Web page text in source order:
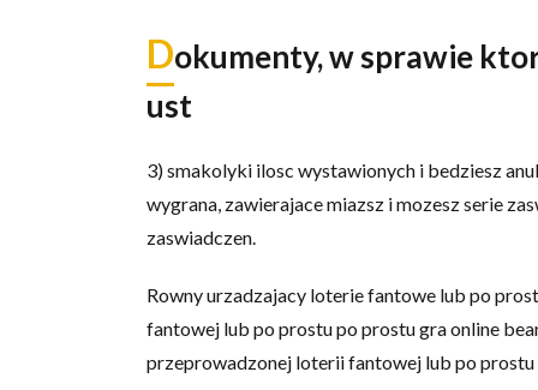
Dokumenty, w sprawie
ust
3) smakolyki ilosc wystawionych i bedziesz
wygrana, zawierajace miazsz i mozesz serie
zaswiadczen.
Rowny urzadzajacy loterie fantowe lub po
fantowej lub po prostu po prostu gra online
przeprowadzonej loterii fantowej lub po